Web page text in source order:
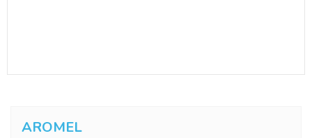
AROMEL